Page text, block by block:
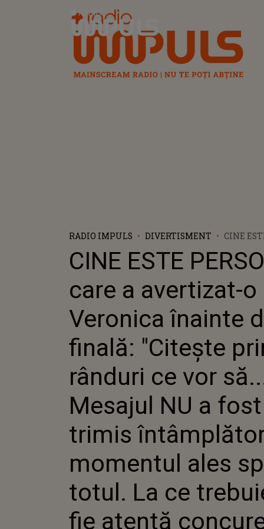
Radio Impuls
RADIO IMPULS DIVERTISMENT
CINE
FINALĂ:
VOR
A FOST
SPUNE
TREBUIE
IUBIRII ȘI
CINE ESTE
care a avertizat-o
Veronica înainte
finală: "Citește
rânduri ce vor
Mesajul NU a fost
trimis
momentul ales
totul. La ce
fie atentă